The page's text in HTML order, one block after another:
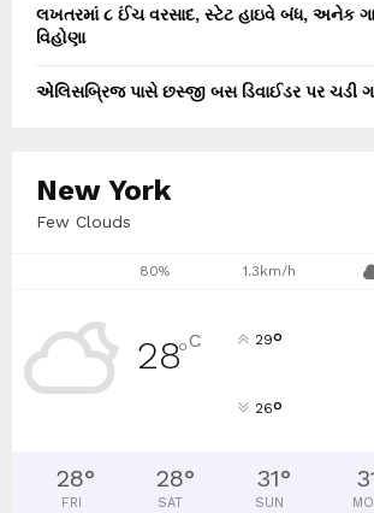
લખતરમાં ૮ ઈંચ વરસાદ, સ્ટેટ હાઇવે બંધ, અનેક
વિહોણા
એલિસબ્રિજ પાસે છસ્જી બસ ડિવાઈડર પર ચડી
New York
Few Clouds
80% 1.3km/h
28°C 29°
26°
28°
FRI
28°
SAT
31°
SUN